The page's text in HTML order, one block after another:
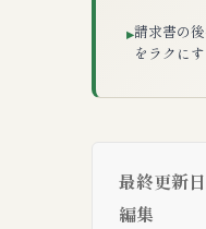
▸請求書の
をラクに
最終更新日
編集